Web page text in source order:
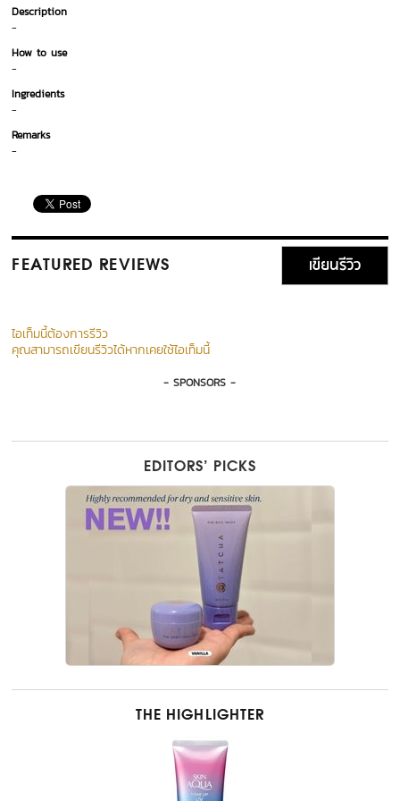
Description
-
How to use
-
Ingredients
-
Remarks
-
FEATURED REVIEWS เขียนรีวิว
ไอเท็มนี้ต้องการรีวิว
คุณสามารถเขียนรีวิวได้หากเคยใช้ไอเท็มนี้
- SPONSORS -
EDITORS’ PICKS
THE HIGHLIGHTER